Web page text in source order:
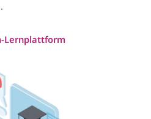
Lernplattform